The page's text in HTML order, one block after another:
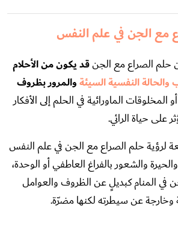
مع الجن في علم النفس
حلم الصراع مع الجنقد يكون من الأحلام
والحالة النفسية السيئةوالمرور بظروف
المخلوقات الماورائية في الحلم إلى الأفكار
على حياة الرائي.​​​​​​​
لرؤية حلم الصراع مع الجن في علم النفس
والشعور بالفراغ العاطفي أو الوحدة،
في المنام كبديلٍ عن الظروف والعوامل
وخارجة عن سيطرته لكنها مضرّة.